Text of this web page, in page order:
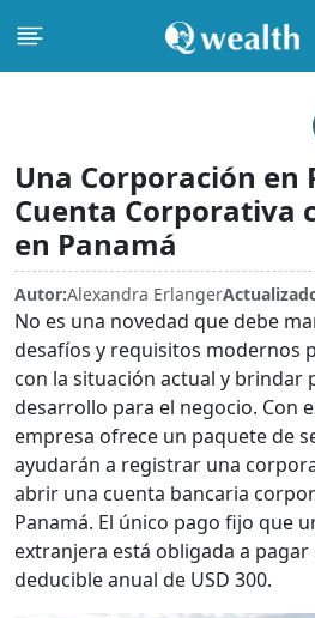
Una Corporación en
Cuenta Corporativa
en Panamá
Autor:Alexandra Erlanger
No es una novedad que debe
desafíos y requisitos modernos
con la situación actual y brindar
desarrollo para el negocio. Con
empresa ofrece un paquete de
ayudarán a registrar una
abrir una cuenta bancaria
Panamá. El único pago fijo que
extranjera está obligada a pagar
deducible anual de USD 300.